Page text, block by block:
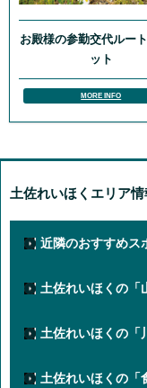
お殿様の参勤交代ルー
ット
MORE INFO
土佐れいほくエリア情
近隣のおすすめス
土佐れいほくの「
土佐れいほくの「
土佐れいほくの「